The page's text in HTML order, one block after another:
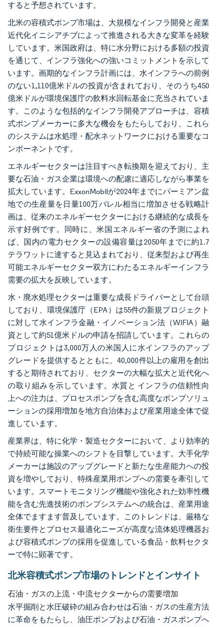
すると予想されています。
北米の容積式ポンプ市場は、大規模なインフラ開発と産業
近代化イニシアチブによって推進される大きな変革を経験
しています。米国政府は、特に水分野における多額の投資
を通じて、インフラ強化への強いコミットメントを示して
います。画期的なインフラ計画には、水インフラへの前例
のない1,110億米ドルの投資が含まれており、そのうち450
億米ドルが環境保護庁の飲料水回転基金に充当されていま
す。このような包括的なインフラ開発アプローチは、容積
式ポンプメーカーに多大な機会をもたらしており、これら
のシステムは水処理・配水ネットワークにおける重要なコ
ンポーネントです。
エネルギーセクターは注目すべき転換期を迎えており、主
要な石油・ガス企業は環境への配慮に適応しながら事業を
拡大しています。ExxonMobilが2024年までにパーミアン盆
地での生産量を日量100万バレル相当に増加させる戦略計
画は、従来のエネルギーセクターにおける継続的な成長を
示す好例です。同時に、米国エネルギー省の予測によれ
ば、国内の電力セクターの設備容量は2050年までに約1.7
テラワットに達すると見込まれており、従来型および再生
可能エネルギーセクター双方にわたるエネルギーインフラ
需要の拡大を反映しています。
水・廃水処理セクターは重要な成長ドライバーとして台頭
しており、環境保護庁（EPA）は55件の新規プロジェクト
に対して水インフラ金融・イノベーション法（WIFIA）融
資として約51億米ドルの申請を招請しています。これらの
プロジェクトは3,000万人の米国人に水インフラのアップ
グレードを提供するとともに、40,000件以上の雇用を創出
すると期待されており、セクターの大幅な拡大と近代化へ
の取り組みを示しています。水質と インフラの信頼性向
上への注力は、プロセスポンプを含む高度なポンプソリュ
ーションの採用増加を地方自治体および産業用途全体で促
進しています。
産業界は、特に化学・製造セクターにおいて、より効率的
で持続可能な操業へのシフトを目撃しています。大手化学
メーカーは施設のアップグレードと新たな生産能力への投
資を増やしており、特殊産業用ポンプへの需要を牽引して
います。スマートモニタリング機能や強化された効率性機
能を含む先進技術のポンプシステムへの統合は、産業用途
全体でますます普及しています。このトレンドは、厳格な
衛生要件とプロセス最適化ニーズが高度な流体処理機器お
よび容積式ポンプの採用を促進している食品・飲料セクタ
ーで特に顕著です。
北米容積式ポンプ市場のトレンドとインサイト
石油・ガスの上流・中流セクターからの需要増加
水平掘削と水圧破砕の組み合わせは石油・ガスの生産方法
に革命をもたらし、油圧ポンプおよび石油・ガスポンプへ